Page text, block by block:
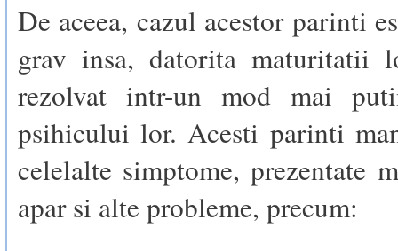
De aceea, cazul acestor parinti
grav insa, datorita maturitatii
rezolvat intr-un mod mai
psihicului lor. Acesti parinti
celelalte simptome, prezentate
apar si alte probleme, precum: